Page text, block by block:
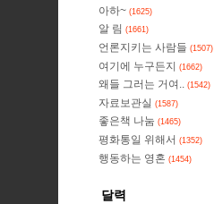
아하~ (1625)
알 림 (1661)
언론지키는 사람들 (1507)
여기에 누구든지 (1662)
왜들 그러는 거여.. (1542)
자료보관실 (1587)
좋은책 나눔 (1465)
평화통일 위해서 (1352)
행동하는 영혼 (1454)
달력